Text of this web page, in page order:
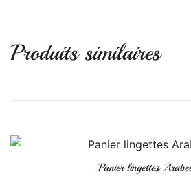
Produits similaires
VOIR LE
Panier lingettes